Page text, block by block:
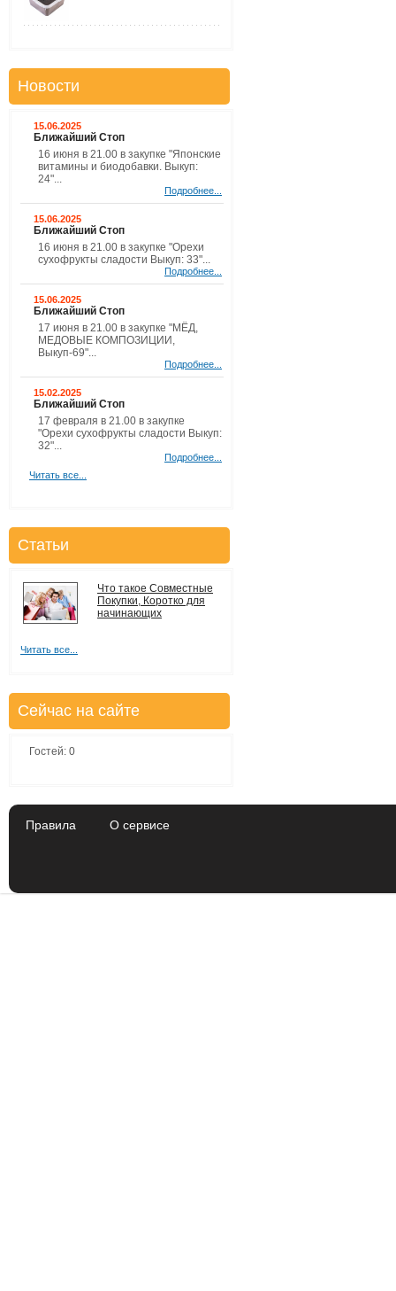
Новости
15.06.2025
Ближайший Стоп
16 июня в 21.00 в закупке "Японские
витамины и биодобавки. Выкуп:
24"...
Подробнее...
15.06.2025
Ближайший Стоп
16 июня в 21.00 в закупке "Орехи
сухофрукты сладости Выкуп: 33"...
Подробнее...
15.06.2025
Ближайший Стоп
17 июня в 21.00 в закупке "МЁД,
МЕДОВЫЕ КОМПОЗИЦИИ,
Выкуп-69"...
Подробнее...
15.02.2025
Ближайший Стоп
17 февраля в 21.00 в закупке
"Орехи сухофрукты сладости Выкуп:
32"...
Подробнее...
Читать все...
Статьи
Что такое Совместные
Покупки, Коротко для
начинающих
Читать все...
Сейчас на сайте
Гостей: 0
Правила О сервисе